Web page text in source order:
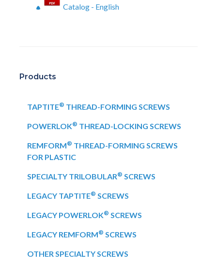
Catalog - English
Products
TAPTITE® THREAD-FORMING SCREWS
POWERLOK® THREAD-LOCKING SCREWS
REMFORM® THREAD-FORMING SCREWS
FOR PLASTIC
SPECIALTY TRILOBULAR® SCREWS
LEGACY TAPTITE® SCREWS
LEGACY POWERLOK® SCREWS
LEGACY REMFORM® SCREWS
OTHER SPECIALTY SCREWS